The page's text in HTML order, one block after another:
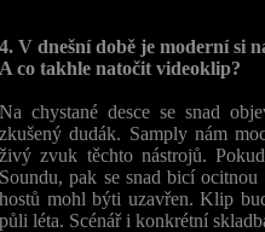
4. V dnešní době je moderní si
A co takhle natočit videoklip?
Na chystané desce se snad
zkušený dudák. Samply nám
živý zvuk těchto nástrojů.
Soundu, pak se snad bicí
hostů mohl býti uzavřen. Klip
půli léta. Scénář i konkrétní